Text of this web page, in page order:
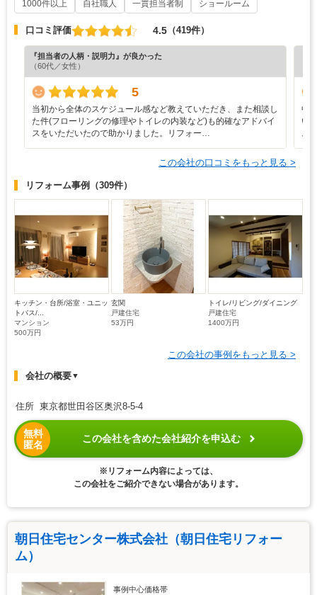
1000件以上 自社職人 一貫担当者制 ショールーム
口コミ評価 4.5 （419件）
『担当者の人柄・説明力』が良かった
（60代／女性）
5
当初から全体のスケジュール感など教えていただき、また相談し
た件(フローリングの修理やトイレの内装など)も的確なアドバイ
スをいただいたので助かりました。リフォー…
中
い
この会社の口コミをもっと見る >
リフォーム事例 （309件）
キッチン・台所/浴室・ユニッ
トバス/...
マンション
500万円
玄関
戸建住宅
53万円
トイレ/リビング/ダイニング
戸建住宅
1400万円
この会社の事例をもっと見る >
会社の概要▼
住所 東京都世田谷区奥沢8-5-4
無料
匿名
この会社を含めた会社紹介を申込む
※リフォーム内容によっては、
この会社をご紹介できない場合があります。
朝日住宅センター株式会社（朝日住宅リフォー
ム）
事例中心価格帯